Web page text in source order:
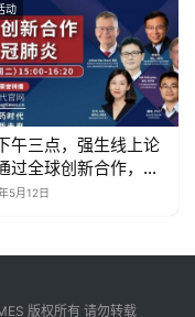
动
午三点，强生线上论
过全球创新合作，抗
肺炎
5月12日
版权所有 请勿转载